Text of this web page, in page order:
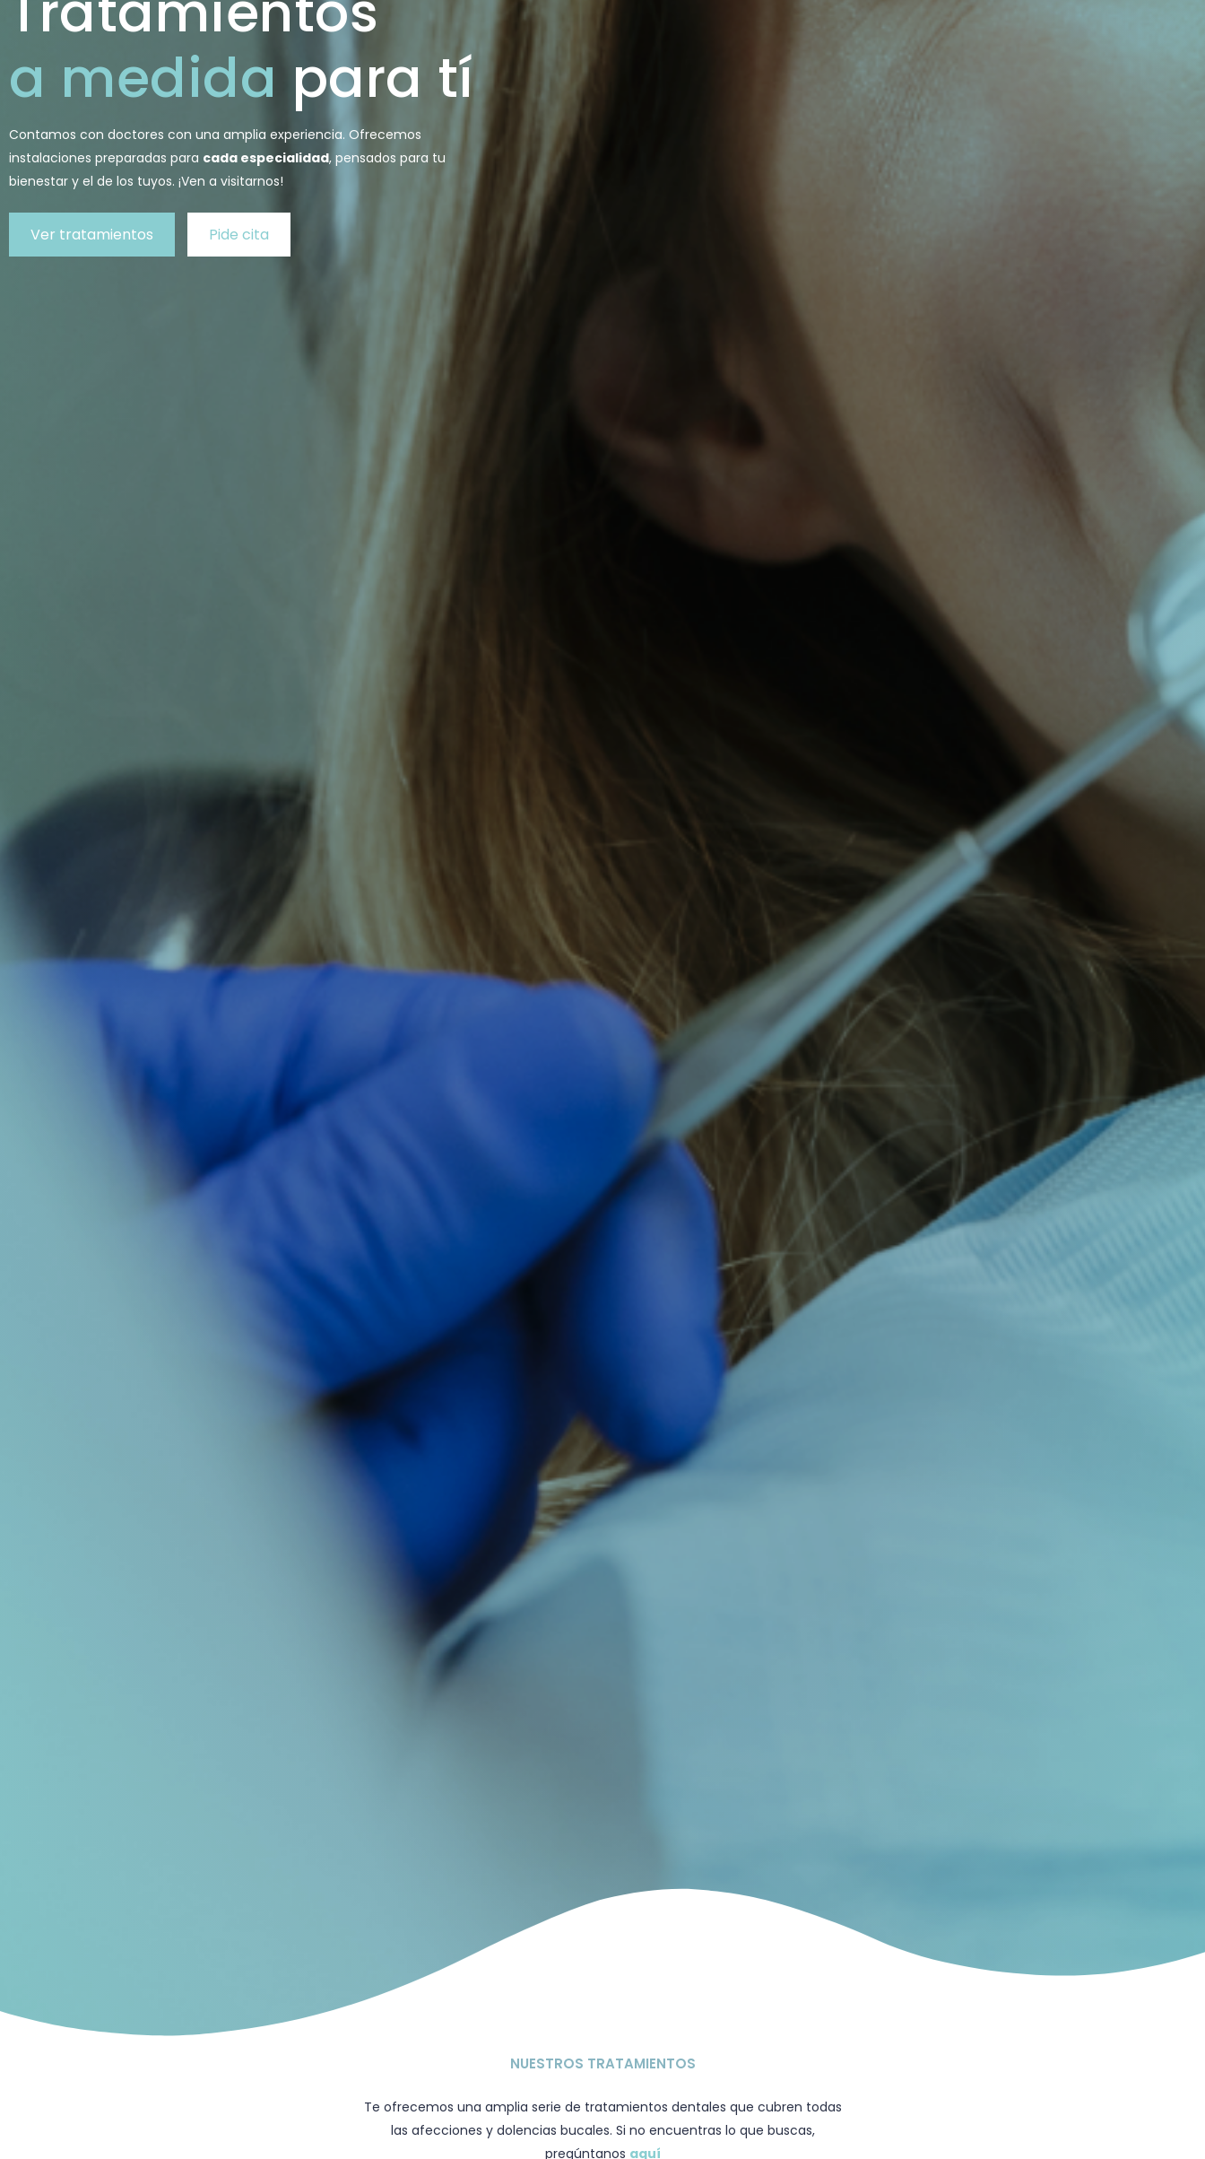
a medida para tí
Contamos con doctores con una amplia experiencia. Ofrecemos
instalaciones preparadas para cada especialidad, pensados para tu
bienestar y el de los tuyos. ¡Ven a visitarnos!
Ver tratamientos Pide cita
NUESTROS TRATAMIENTOS
Te ofrecemos una amplia serie de tratamientos dentales que cubren todas
las afecciones y dolencias bucales. Si no encuentras lo que buscas,
pregúntanos aquí